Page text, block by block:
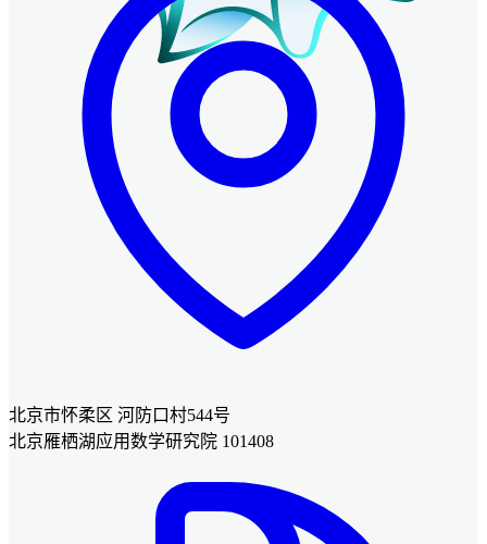
北京市怀柔区 河防口村544号
北京雁栖湖应用数学研究院 101408